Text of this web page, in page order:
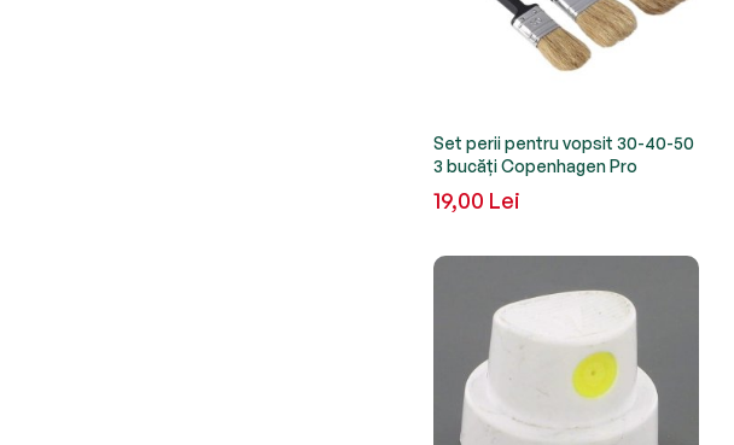
Set perii pentru vopsit 30-40-50
3 bucăți Copenhagen Pro
19,00 Lei